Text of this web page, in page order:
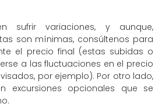
sufrir variaciones, y aunque,
son mínimas, consúltenos para
el precio final (estas subidas o
a las fluctuaciones en el precio
por ejemplo). Por otro lado,
excursiones opcionales que se